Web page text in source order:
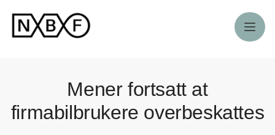
Meny
Mener fortsatt at
firmabilbrukere overbeskattes